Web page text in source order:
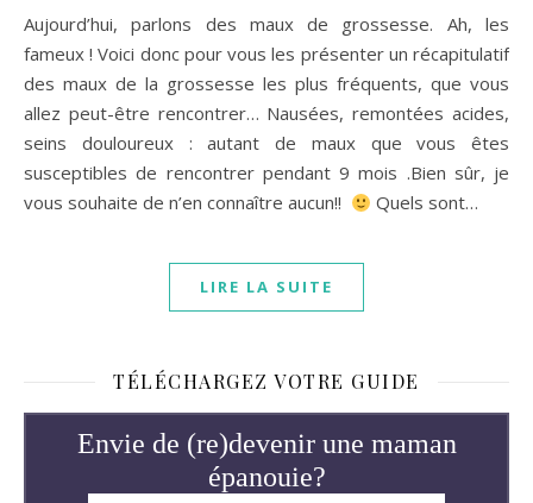
Aujourd’hui, parlons des maux de grossesse. Ah, les
fameux ! Voici donc pour vous les présenter un récapitulatif
des maux de la grossesse les plus fréquents, que vous
allez peut-être rencontrer… Nausées, remontées acides,
seins douloureux : autant de maux que vous êtes
susceptibles de rencontrer pendant 9 mois .Bien sûr, je
vous souhaite de n’en connaître aucun!!
Quels sont…
LIRE LA SUITE
TÉLÉCHARGEZ VOTRE GUIDE